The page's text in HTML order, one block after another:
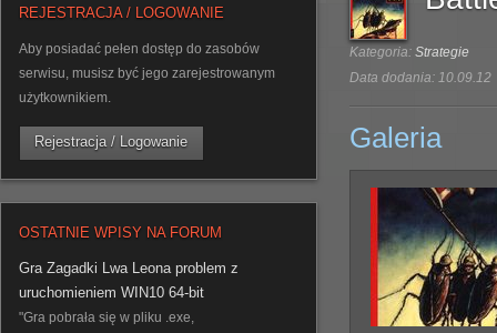
REJESTRACJA / LOGOWANIE
Aby posiadać pełen dostęp do zasobów
serwisu, musisz być jego zarejestrowanym
użytkownikiem.
Rejestracja / Logowanie
OSTATNIE WPISY NA FORUM
Gra Zagadki Lwa Leona problem z
uruchomieniem WIN10 64-bit
"Gra pobrała się w pliku .exe,
Kategoria: Strategie
Data dodania: 10.09.12
Galeria